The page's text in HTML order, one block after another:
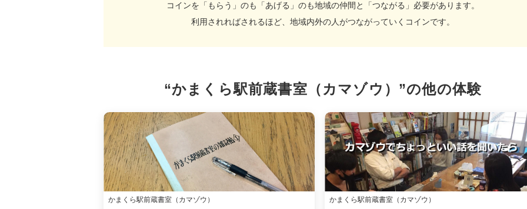
facebook
X
LINE
メール
コインを「もらう」のも「あげる」のも地域の仲間と「つながる」必要があります。
利用されればされるほど、地域内外の人がつながっていくコインです。
“かまくら駅前蔵書室（カマゾウ）”の他の体験
かまくら駅前蔵書室（カマゾウ） かまくら駅前蔵書室（カマゾウ）